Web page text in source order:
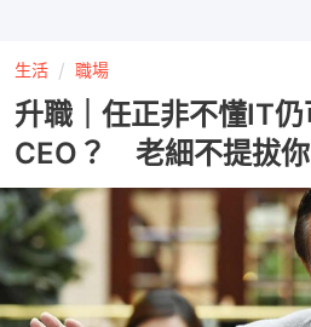
生活 職場
升職｜任正非不懂IT
CEO？ 老細不提拔